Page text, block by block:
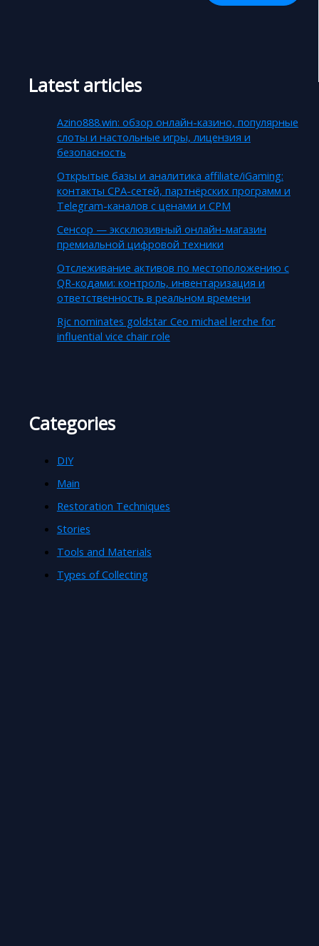
Latest articles
Azino888.win: обзор онлайн-казино, популярные
слоты и настольные игры, лицензия и
безопасность
Открытые базы и аналитика affiliate/iGaming:
контакты CPA-сетей, партнёрских программ и
Telegram-каналов с ценами и CPM
Сенсор — эксклюзивный онлайн-магазин
премиальной цифровой техники
Отслеживание активов по местоположению с
QR-кодами: контроль, инвентаризация и
ответственность в реальном времени
Rjc nominates goldstar Ceo michael lerche for
influential vice chair role
Categories
DIY
Main
Restoration Techniques
Stories
Tools and Materials
Types of Collecting